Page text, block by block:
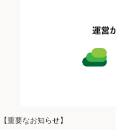
【重要なお知らせ】